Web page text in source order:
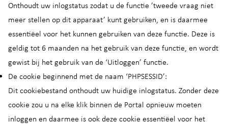
Onthoudt uw inlogstatus zodat u de functie ’tweede vraag niet
meer stellen op dit apparaat’ kunt gebruiken, en is daarmee
essentiëel voor het kunnen gebruiken van deze functie. Deze is
geldig tot 6 maanden na het gebruik van deze functie, en wordt
gewist bij het gebruik van de ‘Uitloggen’ functie.
De cookie beginnend met de naam ‘PHPSESSID’:
Dit cookiebestand onthoudt uw huidige inlogstatus. Zonder deze
cookie zou u na elke klik binnen de Portal opnieuw moeten
inloggen en daarmee is ook deze cookie essentiëel voor het